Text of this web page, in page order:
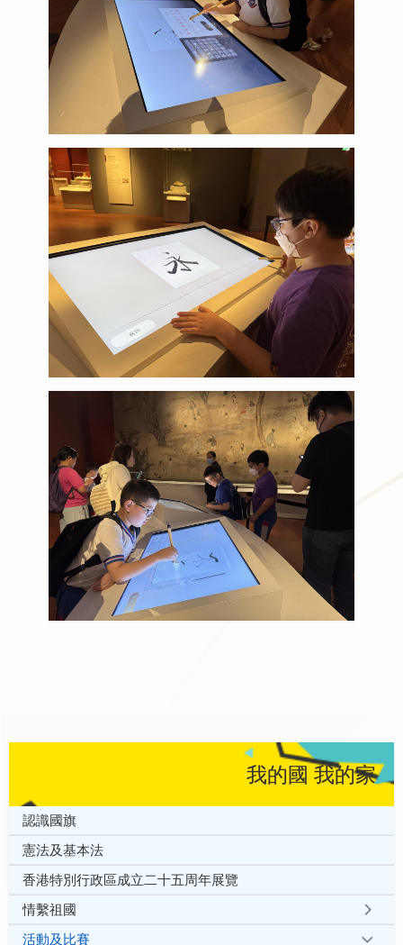
我的國 我的家
認識國旗
憲法及基本法
香港特別行政區成立二十五周年展覽
情繫祖國
活動及比賽